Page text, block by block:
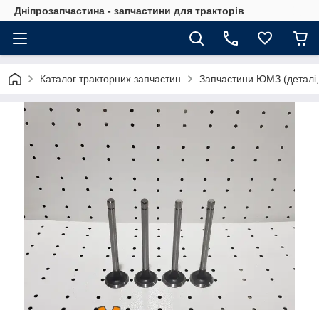
Дніпрозапчастина - запчастини для тракторів
Каталог тракторних запчастин Запчастини ЮМЗ